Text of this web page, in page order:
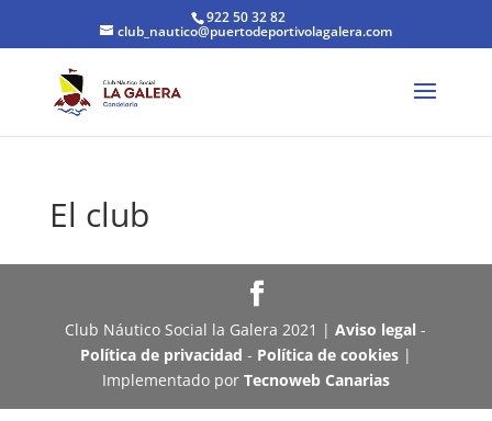
922 50 32 82
club_nautico@puertodeportivolagalera.com
El club
Club Náutico Social la Galera 2021 |Aviso legal-
Política de privacidad - Política de cookies |
Implementado por Tecnoweb Canarias